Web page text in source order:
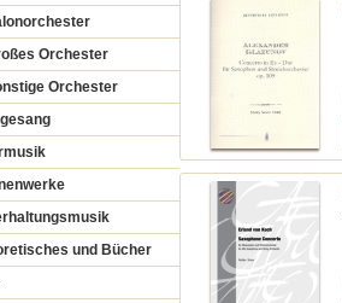
Orchester
Orchester
und Bücher